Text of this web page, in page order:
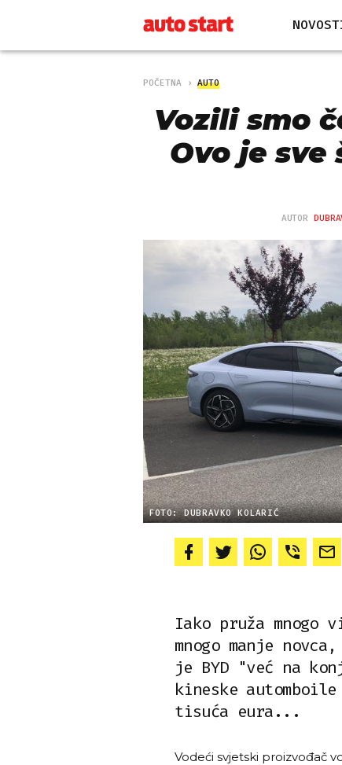
POČETNA AUTO
Vozili smo
Ovo je
AUTOR
FOTO: DUBRAVKO KOLARIĆ
Iako pruža mnogo
mnogo manje
je BYD "već na
kineske
tisuća eura...
Vodeći svjetski proizvođač